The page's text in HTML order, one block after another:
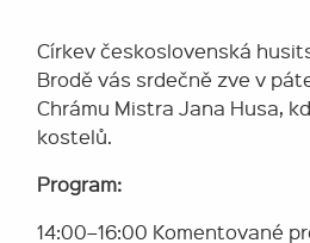
Církev československá
Brodě vás srdečně zve v
Chrámu Mistra Jana Husa,
kostelů.
Program:
14:00–16:00 Komentované